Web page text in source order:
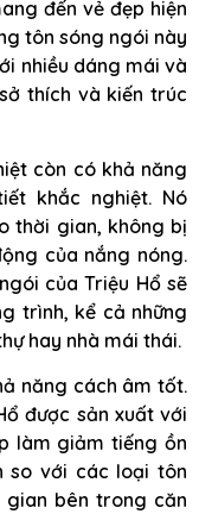
đến vẻ đẹp hiện
tôn sóng ngói này
nhiều dáng mái và
thích và kiến trúc
còn có khả năng
khắc nghiệt. Nó
thời gian, không bị
của nắng nóng.
của Triệu Hổ sẽ
trình, kể cả những
hay nhà mái thái.
năng cách âm tốt.
được sản xuất với
làm giảm tiếng ồn
so với các loại tôn
gian bên trong căn